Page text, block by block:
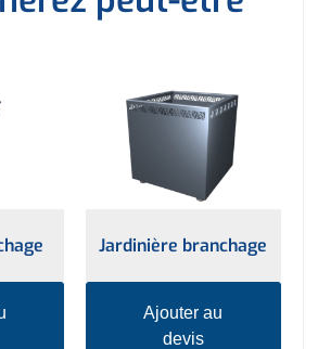
Jardinière branchage
Ajouter au
devis